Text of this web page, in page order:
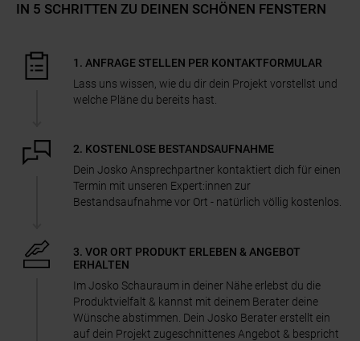
IN 5 SCHRITTEN ZU DEINEN SCHÖNEN FENSTERN
1. ANFRAGE STELLEN PER KONTAKTFORMULAR
Lass uns wissen, wie du dir dein Projekt vorstellst und
welche Pläne du bereits hast.
2. KOSTENLOSE BESTANDSAUFNAHME
Dein Josko Ansprechpartner kontaktiert dich für einen
Termin mit unseren Expert:innen zur
Bestandsaufnahme vor Ort - natürlich völlig kostenlos.
3. VOR ORT PRODUKT ERLEBEN & ANGEBOT
ERHALTEN
Im Josko Schauraum in deiner Nähe erlebst du die
Produktvielfalt & kannst mit deinem Berater deine
Wünsche abstimmen. Dein Josko Berater erstellt ein
auf dein Projekt zugeschnittenes Angebot & bespricht